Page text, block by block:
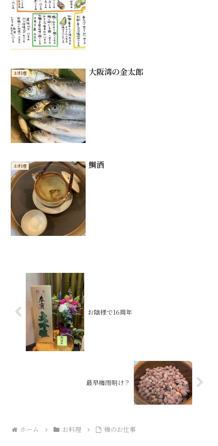
お料理 大阪湾の金太郎
お料理 鯛酒
お陰様で16周年
最早梅雨明け？
ホーム お料理 梅のお仕事